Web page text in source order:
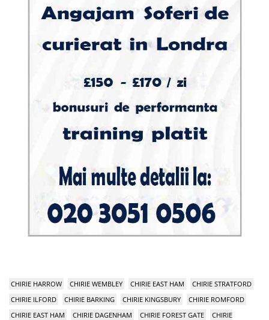
CHIRIE HARROW CHIRIE WEMBLEY CHIRIE EAST HAM
CHIRIE STRATFORD
CHIRIE ILFORD
CHIRIE BARKING CHIRIE KINGSBURY
CHIRIE ROMFORD
CHIRIE EAST HAM
CHIRIE DAGENHAM CHIRIE FOREST GATE
CHIRIE